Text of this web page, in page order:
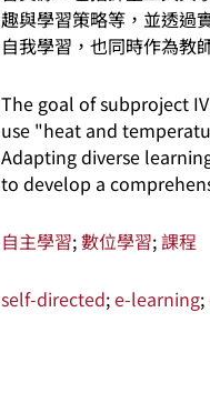
趣與學習策略等，並透過
自我學習，也同時作為教
The goal of subproject
use "heat and
Adapting diverse
to develop a
自主學習;數位學習;課程
self-directed;e-learning;